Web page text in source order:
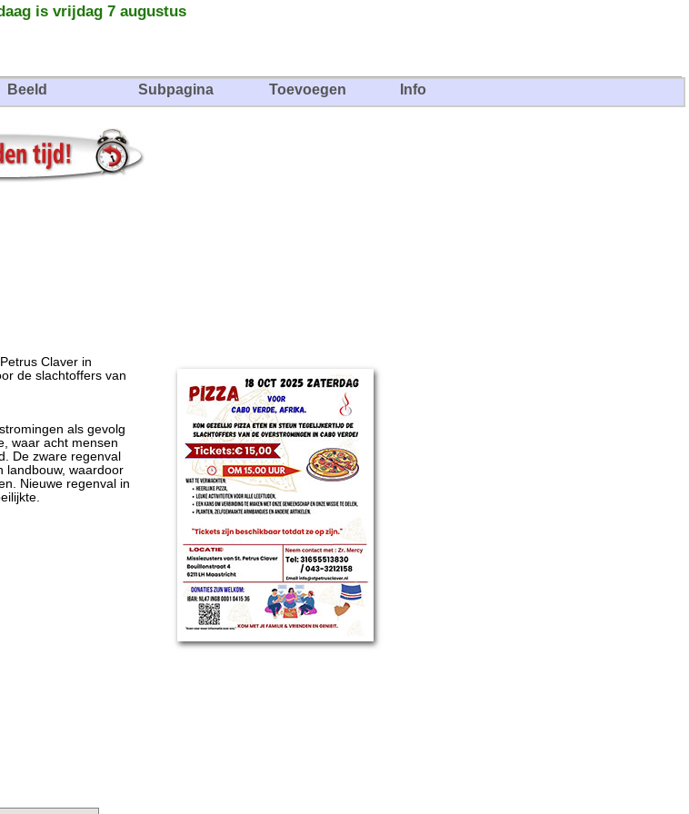
is vrijdag 7 augustus
Beeld Subpagina Toevoegen Info
Claver in
de slachtoffers van
als gevolg
waar acht mensen
De zware regenval
landbouw, waardoor
Nieuwe regenval in